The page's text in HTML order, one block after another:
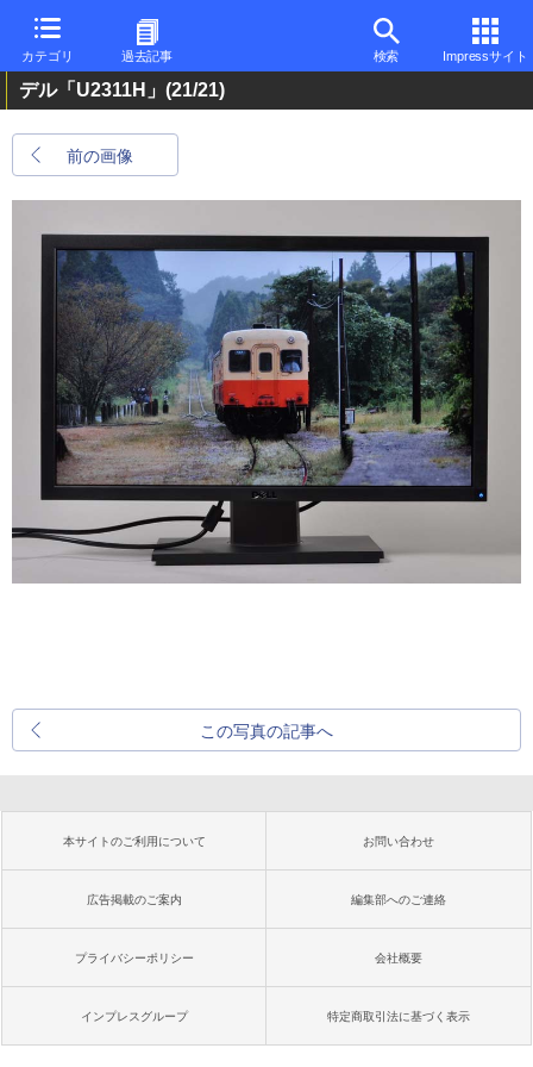
カテゴリ 過去記事 検索 Impressサイト
デル「U2311H」 (21/21)
前の画像
この写真の記事へ
本サイトのご利用について お問い合わせ
広告掲載のご案内 編集部へのご連絡
プライバシーポリシー 会社概要
インプレスグループ 特定商取引法に基づく表示